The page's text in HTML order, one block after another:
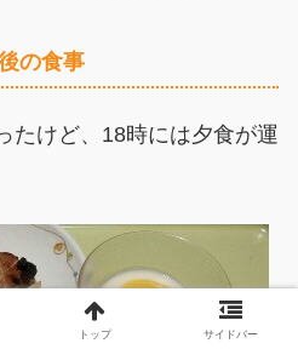
の食事
たけど、18時には夕食が運
トップ サイドバー